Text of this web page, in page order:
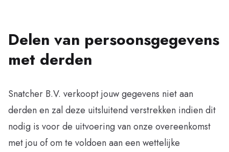
Delen van persoonsgegevens
met derden
Snatcher B.V. verkoopt jouw gegevens niet aan
derden en zal deze uitsluitend verstrekken indien dit
nodig is voor de uitvoering van onze overeenkomst
met jou of om te voldoen aan een wettelijke